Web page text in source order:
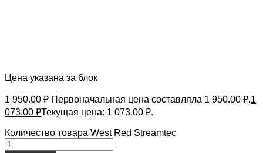
Цена указана за блок
1 950.00₽ Первоначальная цена составляла 1 950.00 ₽.1
073.00 ₽Текущая цена: 1 073.00 ₽.
Количество товара West Red Streamtec